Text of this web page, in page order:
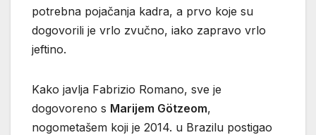
potrebna pojačanja kadra, a prvo koje su
dogovorili je vrlo zvučno, iako zapravo vrlo
jeftino.
Kako javlja Fabrizio Romano, sve je
dogovoreno s Marijem Götzeom,
nogometašem koji je 2014. u Brazilu postigao